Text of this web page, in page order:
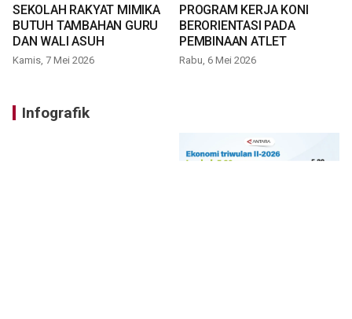
SEKOLAH RAKYAT MIMIKA
BUTUH TAMBAHAN GURU
DAN WALI ASUH
Kamis, 7 Mei 2026
PROGRAM KERJA KONI
BERORIENTASI PADA
PEMBINAAN ATLET
Rabu, 6 Mei 2026
Infografik